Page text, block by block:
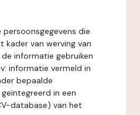
die
kader van werving van
informatie gebruiken
informatie vermeld in
bepaalde
in een
database) van het